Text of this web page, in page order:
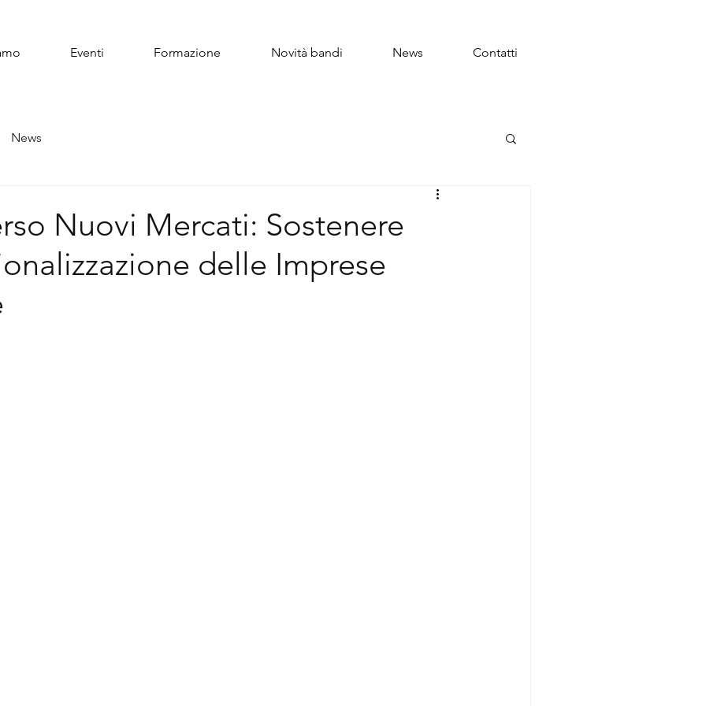
Eventi Formazione Novità bandi News Contatti
News
Nuovi Mercati: Sostenere
delle Imprese